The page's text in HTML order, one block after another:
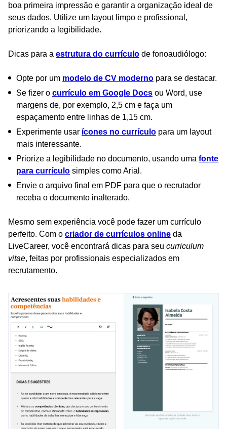
boa primeira impressão e garantir a organização ideal de
seus dados. Utilize um layout limpo e profissional,
priorizando a legibilidade.
Dicas para a estrutura do currículo de fonoaudiólogo:
Opte por um modelo de CV moderno para se destacar.
Se fizer o currículo em Google Docs ou Word, use
margens de, por exemplo, 2,5 cm e faça um
espaçamento entre linhas de 1,15 cm.
Experimente usar ícones no currículo para um layout
mais interessante.
Priorize a legibilidade no documento, usando uma fonte
para currículo simples como Arial.
Envie o arquivo final em PDF para que o recrutador
receba o documento inalterado.
Mesmo sem experiência você pode fazer um currículo
perfeito. Com o criador de currículos online da
LiveCareer, você encontrará dicas para seu curriculum
vitae, feitas por profissionais especializados em
recrutamento.